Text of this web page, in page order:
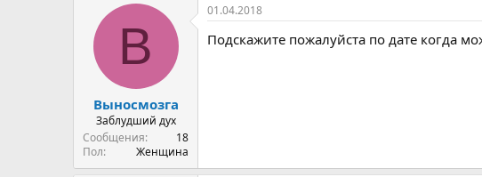
В
Выносмозга
Заблудший дух
Сообщения
18
Пол
Женщина
01.04.2018
Подскажите пожалуйста по дате когда